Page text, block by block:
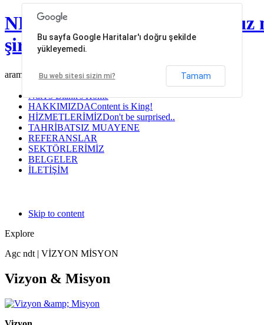
NDT Mühendislik |
şirketleri
arama...
NdtT3 Blank's Home
HAKKIMIZDAContent is King!
HİZMETLERİMİZDon't be surprised..
TAHRİBATSIZ MUAYENE
REFERANSLAR
SEKTÖRLERİMİZ
BELGELER
İLETİŞİM
Skip to content
Explore
Agc ndt | VİZYON MİSYON
Vizyon & Misyon
Bu sayfa Google Haritalar'ı doğru şekilde
yükleyemedi.
Bu web sitesi sizin mi? Tamam